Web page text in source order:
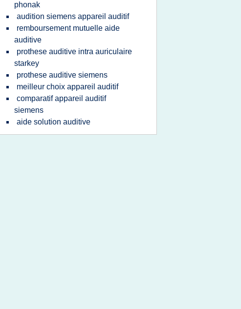
phonak
audition siemens appareil auditif
remboursement mutuelle aide
auditive
prothese auditive intra auriculaire
starkey
prothese auditive siemens
meilleur choix appareil auditif
comparatif appareil auditif
siemens
aide solution auditive